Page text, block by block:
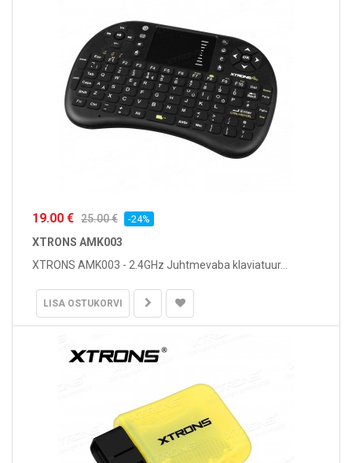
19.00 € 25.00 € -24%
XTRONS AMK003
XTRONS AMK003 - 2.4GHz Juhtmevaba klaviatuur...
LISA OSTUKORVI